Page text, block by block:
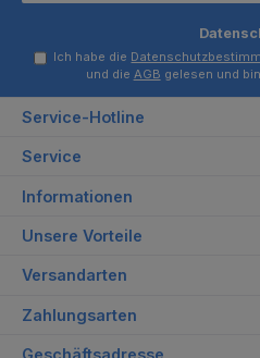
Ich habe die
und die AGB gelesen und
Service-Hotline
Service
Informationen
Unsere Vorteile
Versandarten
Zahlungsarten